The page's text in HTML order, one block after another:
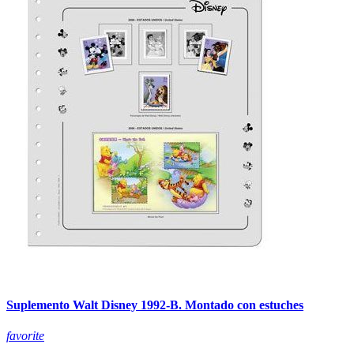
Suplemento Walt Disney 1992-B. Montado con estuches
favorite